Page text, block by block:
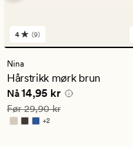
9
anmeldelser
med
en
gjennomsnittlig
vurdering
på
4
4 (9)
Nina
Hårstrikk mørk brun
Nåværende pris
Nå14,95 kr
Vanlig pris 29,90 kr
Før29,90 kr
+2
Tilgjengelig i flere farger